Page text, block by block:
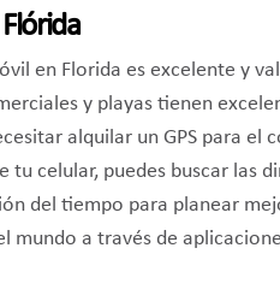
en Florida es excelente y
y playas tienen
alquilar un GPS para el
tu celular, puedes buscar las
del tiempo para planear
mundo a través de